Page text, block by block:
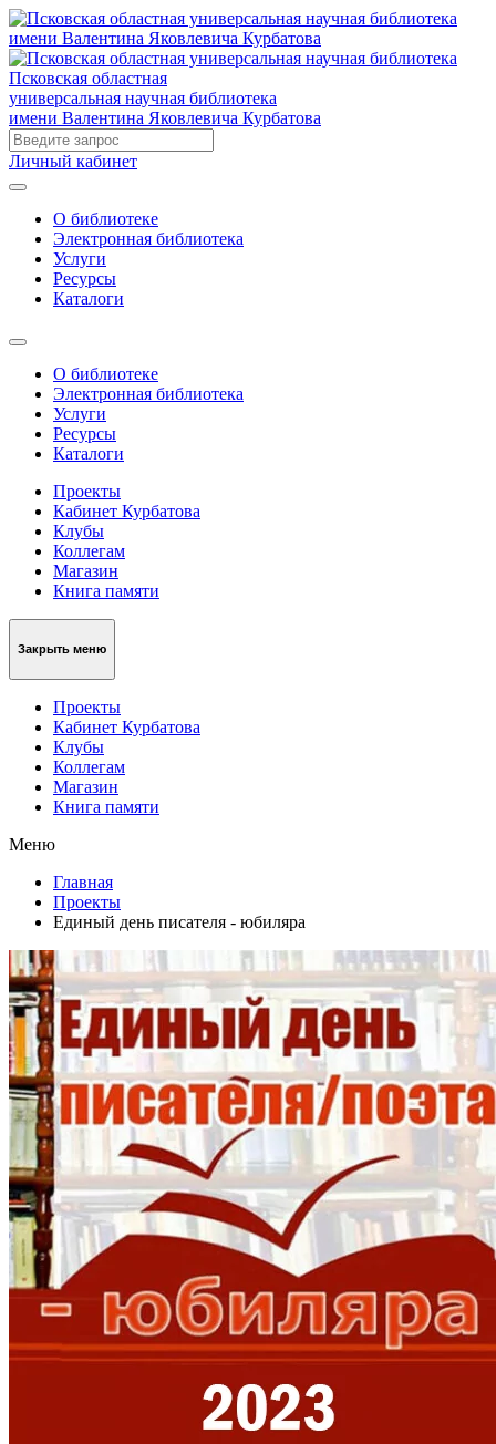
Псковская областная
универсальная научная библиотека
имени Валентина Яковлевича Курбатова
Личный кабинет
О библиотеке
Электронная библиотека
Услуги
Ресурсы
Каталоги
О библиотеке
Электронная библиотека
Услуги
Ресурсы
Каталоги
Проекты
Кабинет Курбатова
Клубы
Коллегам
Магазин
Книга памяти
Закрыть меню
Проекты
Кабинет Курбатова
Клубы
Коллегам
Магазин
Книга памяти
Меню
Главная
Проекты
Единый день писателя - юбиляра